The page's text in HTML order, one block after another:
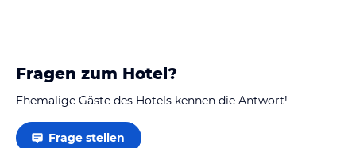
Fragen zum Hotel?
Ehemalige Gäste des Hotels kennen die Antwort!
Frage stellen